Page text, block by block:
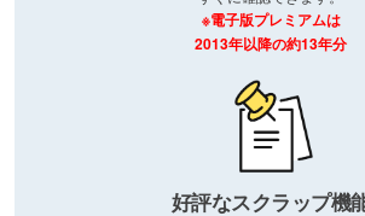
※電子版プレミアムは
2013年以降の約13年分
好評なスクラップ機